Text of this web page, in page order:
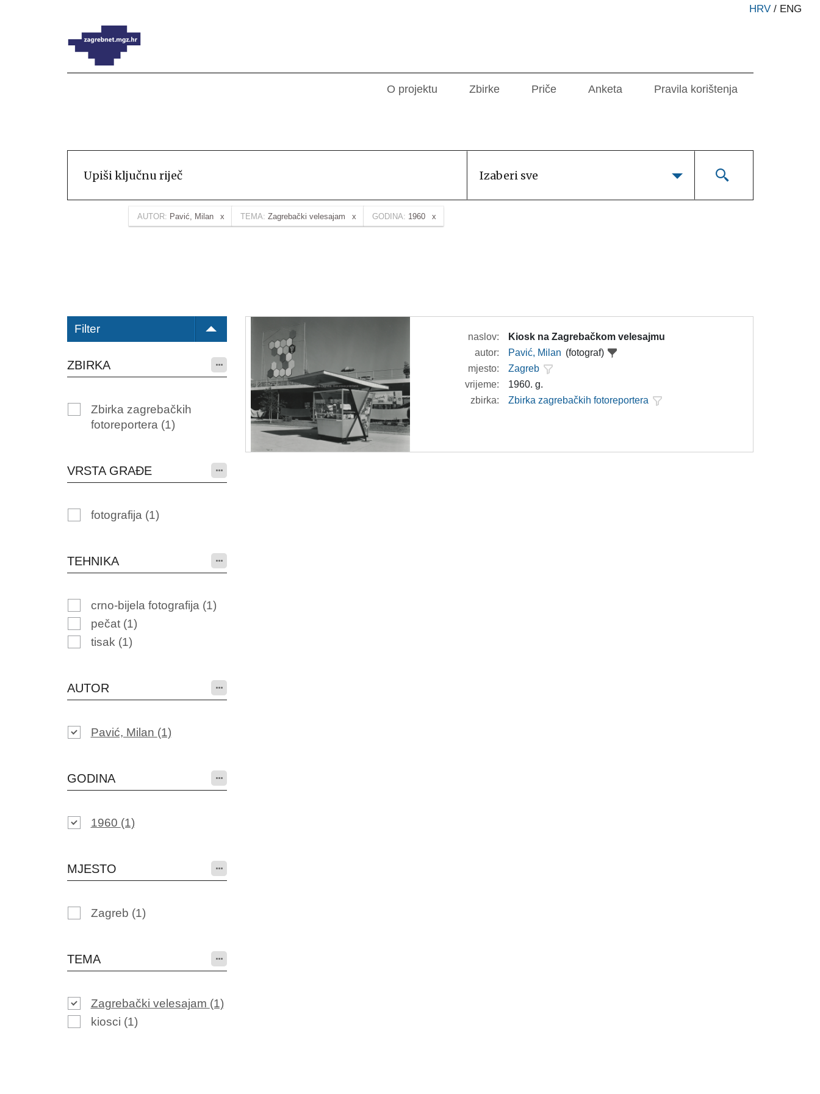
HRV / ENG
O projektu Zbirke Priče Anketa Pravila korištenja
Izaberi sve
AUTOR: Pavić, Milan TEMA: Zagrebački velesajam GODINA: 1960
Filter
ZBIRKA
Zbirka zagrebačkih
fotoreportera (1)
VRSTA GRAĐE
fotografija (1)
TEHNIKA
crno-bijela fotografija (1)
pečat (1)
tisak (1)
AUTOR
Pavić, Milan (1)
GODINA
1960 (1)
MJESTO
Zagreb (1)
TEMA
Zagrebački velesajam (1)
kiosci (1)
naslov:
Kiosk na Zagrebačkom velesajmu
autor:
Pavić, Milan (fotograf)
mjesto:
Zagreb
vrijeme:
1960. g.
zbirka:
Zbirka zagrebačkih fotoreportera